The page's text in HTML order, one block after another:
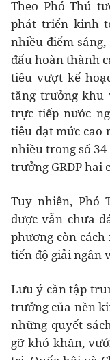
Theo Phó Thủ
phát triển kinh
nhiều điểm
đấu hoàn thành
tiêu vượt kế
tăng trưởng khu
trực tiếp nước
tiêu đạt mức cao
nhiều trong số
trưởng GRDP hai
Tuy nhiên, Phó
được vẫn chưa
phương còn
tiến độ giải ngân
Lưu ý cần tập
trưởng của nền
những quyết
gỡ khó khăn,